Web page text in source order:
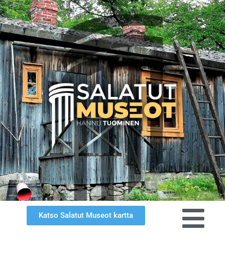
Katso Salatut Museot kartta